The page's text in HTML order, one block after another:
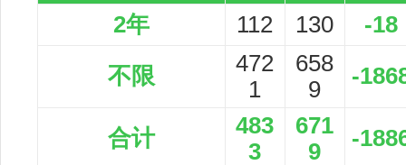
2年
112 130 -18
不限
472
1
658
9
-
合计
483
3
671
9
-